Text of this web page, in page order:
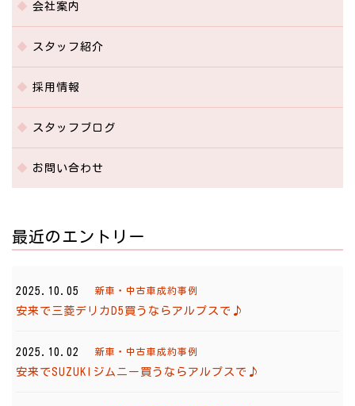
会社案内
スタッフ紹介
採用情報
スタッフブログ
お問い合わせ
最近のエントリー
2025.10.05 新車・中古車成約事例
安来で三菱デリカD5買うならアルプスで♪
2025.10.02 新車・中古車成約事例
安来でSUZUKIジムニー買うならアルプスで♪